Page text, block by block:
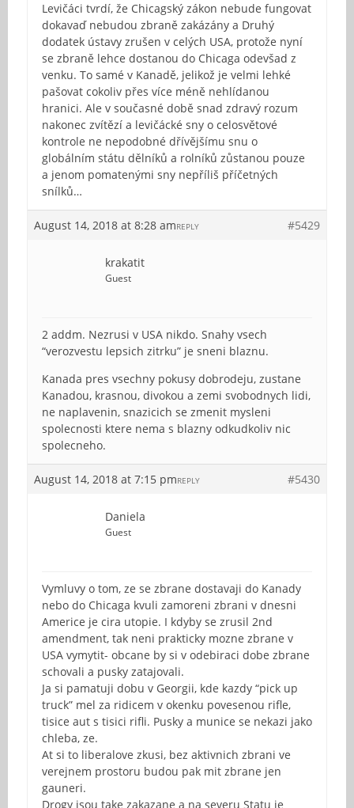
Levičáci tvrdí, že Chicagský zákon nebude fungovat
dokavaď nebudou zbraně zakázány a Druhý
dodatek ústavy zrušen v celých USA, protože nyní
se zbraně lehce dostanou do Chicaga odevšad z
venku. To samé v Kanadě, jelikož je velmi lehké
pašovat cokoliv přes více méně nehlídanou
hranici. Ale v současné době snad zdravý rozum
nakonec zvítězí a levičácké sny o celosvětové
kontrole ne nepodobné dřívějšímu snu o
globálním státu dělníků a rolníků zůstanou pouze
a jenom pomatenými sny nepříliš příčetných
snílků…
August 14, 2018 at 8:28 am #5429
REPLY
krakatit
Guest
2 addm. Nezrusi v USA nikdo. Snahy vsech
“verozvestu lepsich zitrku” je sneni blaznu.
Kanada pres vsechny pokusy dobrodeju, zustane
Kanadou, krasnou, divokou a zemi svobodnych lidi,
ne naplavenin, snazicich se zmenit mysleni
spolecnosti ktere nema s blazny odkudkoliv nic
spolecneho.
August 14, 2018 at 7:15 pm #5430
REPLY
Daniela
Guest
Vymluvy o tom, ze se zbrane dostavaji do Kanady
nebo do Chicaga kvuli zamoreni zbrani v dnesni
Americe je cira utopie. I kdyby se zrusil 2nd
amendment, tak neni prakticky mozne zbrane v
USA vymytit- obcane by si v odebiraci dobe zbrane
schovali a pusky zatajovali.
Ja si pamatuji dobu v Georgii, kde kazdy “pick up
truck” mel za ridicem v okenku povesenou rifle,
tisice aut s tisici rifli. Pusky a munice se nekazi jako
chleba, ze.
At si to liberalove zkusi, bez aktivnich zbrani ve
verejnem prostoru budou pak mit zbrane jen
gauneri.
Drogy jsou take zakazane a na severu Statu je